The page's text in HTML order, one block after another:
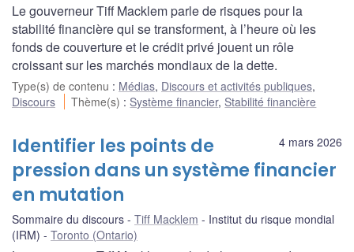
Le gouverneur Tiff Macklem parle de risques pour la
stabilité financière qui se transforment, à l’heure où les
fonds de couverture et le crédit privé jouent un rôle
croissant sur les marchés mondiaux de la dette.
Type(s) de contenu : Médias, Discours et activités publiques,
Discours
Thème(s) : Système financier, Stabilité financière
4 mars 2026
Identifier les points de
pression dans un système financier
en mutation
Sommaire du discours Tiff Macklem
Institut du risque mondial
(IRM)
Toronto (Ontario)